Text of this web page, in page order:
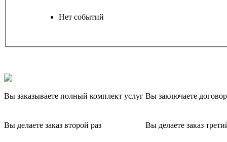
Нет событий
Вы заказываете полный комплект услуг Вы заключаете
Вы делаете заказ второй раз Вы делаете заказ